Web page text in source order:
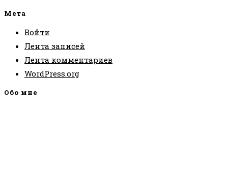
Мета
Войти
Лента записей
Лента комментариев
WordPress.org
Обо мне